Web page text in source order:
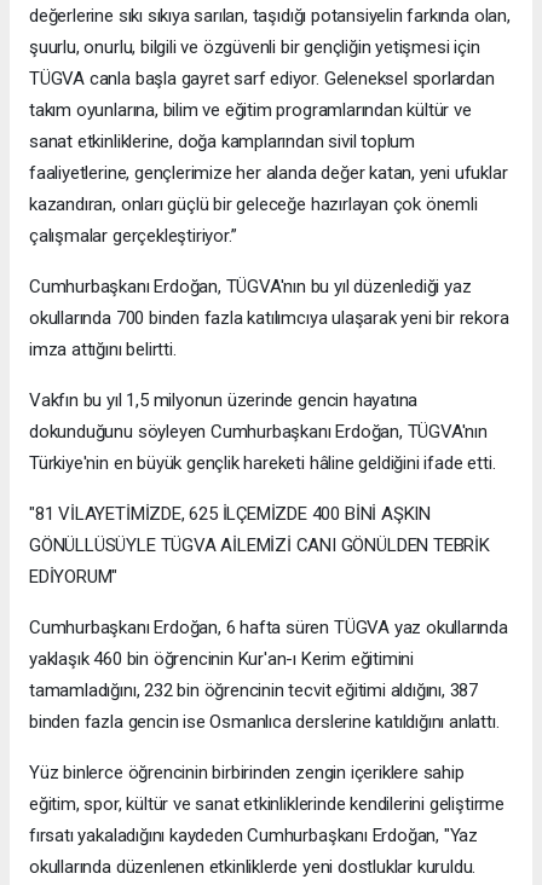
değerlerine sıkı sıkıya sarılan, taşıdığı potansiyelin farkında olan,
şuurlu, onurlu, bilgili ve özgüvenli bir gençliğin yetişmesi için
TÜGVA canla başla gayret sarf ediyor. Geleneksel sporlardan
takım oyunlarına, bilim ve eğitim programlarından kültür ve
sanat etkinliklerine, doğa kamplarından sivil toplum
faaliyetlerine, gençlerimize her alanda değer katan, yeni ufuklar
kazandıran, onları güçlü bir geleceğe hazırlayan çok önemli
çalışmalar gerçekleştiriyor.”
Cumhurbaşkanı Erdoğan, TÜGVA'nın bu yıl düzenlediği yaz
okullarında 700 binden fazla katılımcıya ulaşarak yeni bir rekora
imza attığını belirtti.
Vakfın bu yıl 1,5 milyonun üzerinde gencin hayatına
dokunduğunu söyleyen Cumhurbaşkanı Erdoğan, TÜGVA'nın
Türkiye'nin en büyük gençlik hareketi hâline geldiğini ifade etti.
"81 VİLAYETİMİZDE, 625 İLÇEMİZDE 400 BİNİ AŞKIN
GÖNÜLLÜSÜYLE TÜGVA AİLEMİZİ CANI GÖNÜLDEN TEBRİK
EDİYORUM"
Cumhurbaşkanı Erdoğan, 6 hafta süren TÜGVA yaz okullarında
yaklaşık 460 bin öğrencinin Kur'an-ı Kerim eğitimini
tamamladığını, 232 bin öğrencinin tecvit eğitimi aldığını, 387
binden fazla gencin ise Osmanlıca derslerine katıldığını anlattı.
Yüz binlerce öğrencinin birbirinden zengin içeriklere sahip
eğitim, spor, kültür ve sanat etkinliklerinde kendilerini geliştirme
fırsatı yakaladığını kaydeden Cumhurbaşkanı Erdoğan, "Yaz
okullarında düzenlenen etkinliklerde yeni dostluklar kuruldu.